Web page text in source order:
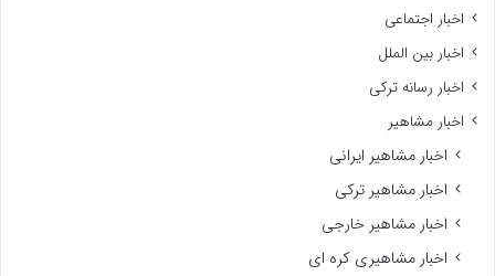
اخبار اجتماعی
اخبار بین الملل
اخبار رسانه ترکی
اخبار مشاهیر
اخبار مشاهیر ایرانی
اخبار مشاهیر ترکی
اخبار مشاهیر خارجی
اخبار مشاهیری کره ای